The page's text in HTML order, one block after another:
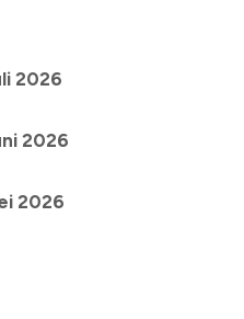
2026
2026
2026